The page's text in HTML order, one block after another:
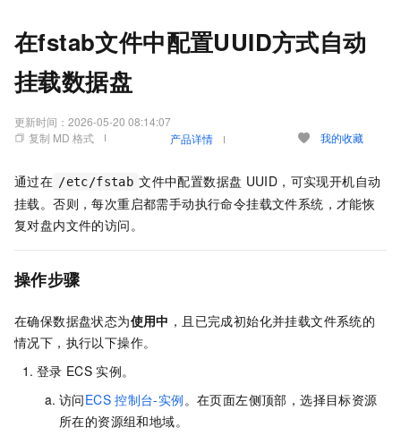
在fstab文件中配置UUID方式自动
挂载数据盘
更新时间： 2026-05-20 08:14:07
复制 MD 格式
产品详情 我的收藏
通过在 /etc/fstab 文件中配置数据盘 UUID，可实现开机自动
挂载。否则，每次重启都需手动执行命令挂载文件系统，才能恢
复对盘内文件的访问。
操作步骤
在确保数据盘状态为使用中 ，且已完成初始化并挂载文件系统的
情况下，执行以下操作。
登录 ECS 实例。
访问ECS 控制台-实例。在页面左侧顶部，选择目标资源
所在的资源组和地域。